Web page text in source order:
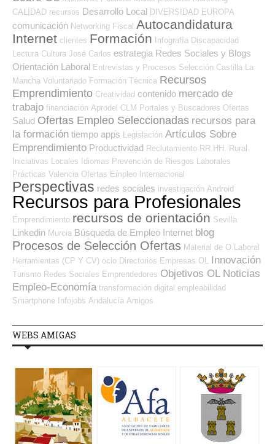
CALIDAD recursos Desarrollo Local DIVERSIDAD EUROPA
comunicación Networking Fiscal Autocandidatura
Internet clientes Formación Infografía Discapacidad
Lectura Cultura José Carlos estrategia Redes Sociales y Blogs
Orientación Laboral Entrevistas y Procesos Selección Castilla La
Mancha Voluntariado Formación Técnica Recursos
Emprendimiento Creatividad contenido mercado de
trabajo financiación Aprodel CLM Portales y Buscadores Ofertas
Salud Ofertas Empleo Seleccionadas recursos para
la formación tiempo apps Legislación Artículos Sobre
Emprendimiento Productividad Reclutamiento RR.HH. Rural
Iniciativas Locales
Idiomas Prevención de Riesgos Laborales
Prácticas Valencia Ofertas Empleo Internacional
Perspectivas redes sociales investigación Android
Recursos para Profesionales
Emprendimiento recursos de orientación Sevilla
Linkedin Murcia Búsqueda de Empleo Internet blog
Procesos de Selección Ofertas Material de O.Laboral
Herramientas (CP Y CV) ocio Directorios Empresas OL Innovación
Turismo Redes Sociales Emprendedores Objetivos OL Noticias
Empleo-Economía transformación digital empleabilidad
Smartphone Infojobs Andalucía Amigos
WEBS AMIGAS